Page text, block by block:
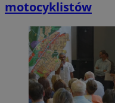
motocyklistów